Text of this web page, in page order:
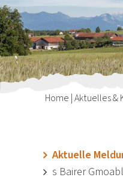
Home |Aktuelles &
Aktuelle
s Bairer